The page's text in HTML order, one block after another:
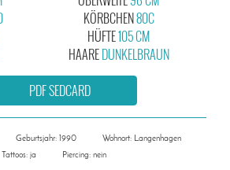
KÖRBCHEN80C
HÜFTE105 CM
HAAREDUNKELBRAUN
PDF SEDCARD
Geburtsjahr: 1990
Wohnort: Langenhagen
Tattoos: ja
Piercing: nein